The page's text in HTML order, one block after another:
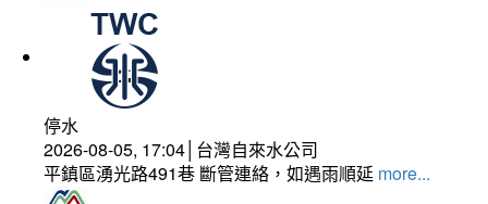
停水
2026-08-05, 17:04│台灣自來水公司
平鎮區湧光路491巷 斷管連絡，如遇雨順延 more...